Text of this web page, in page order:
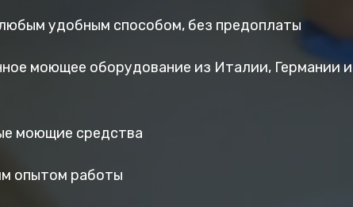
удобным способом, без предоплаты
моющее оборудование из Италии, Германии и
моющие средства
опытом работы